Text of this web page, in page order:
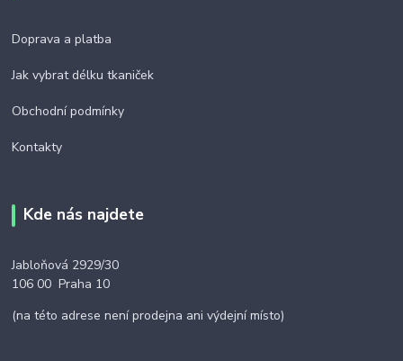
Doprava a platba
Jak vybrat délku tkaniček
Obchodní podmínky
Kontakty
Kde nás najdete
Jabloňová 2929/30
106 00 Praha 10
(na této adrese není prodejna ani výdejní místo)